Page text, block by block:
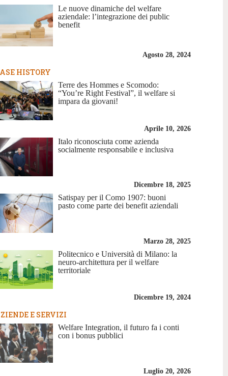
Le nuove dinamiche del welfare
aziendale: l’integrazione dei public
benefit
Agosto 28, 2024
HISTORY
Terre des Hommes e Scomodo:
“You’re Right Festival”, il welfare si
impara da giovani!
Aprile 10, 2026
Italo riconosciuta come azienda
socialmente responsabile e inclusiva
Dicembre 18, 2025
Satispay per il Como 1907: buoni
pasto come parte dei benefit aziendali
Marzo 28, 2025
Politecnico e Università di Milano: la
neuro-architettura per il welfare
territoriale
Dicembre 19, 2024
E SERVIZI
Welfare Integration, il futuro fa i conti
con i bonus pubblici
Luglio 20, 2026